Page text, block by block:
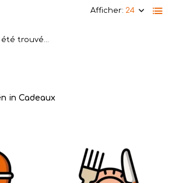
Afficher:
trouvé...
in Cadeaux